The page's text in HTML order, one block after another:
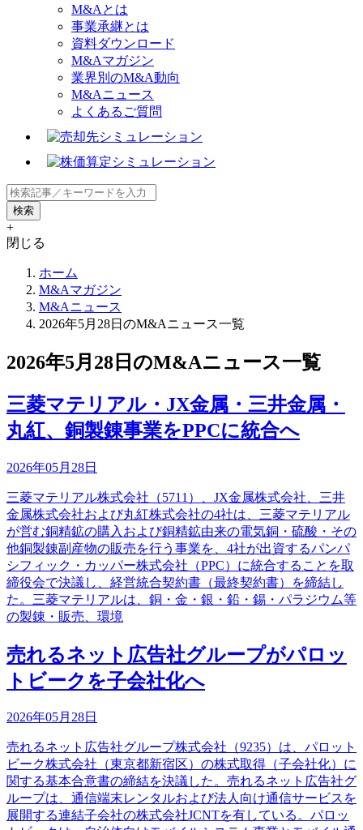
M&Aとは
事業承継とは
資料ダウンロード
M&Aマガジン
業界別のM&A動向
M&Aニュース
よくあるご質問
+
閉じる
ホーム
M&Aマガジン
M&Aニュース
2026年5月28日のM&Aニュース一覧
2026年5月28日のM&Aニュース一覧
三菱マテリアル・JX金属・三井金属・
丸紅、銅製錬事業をPPCに統合へ
2026年05月28日
三菱マテリアル株式会社（5711）、JX金属株式会社、三井
金属株式会社および丸紅株式会社の4社は、三菱マテリアル
が営む銅精鉱の購入および銅精鉱由来の電気銅・硫酸・その
他銅製錬副産物の販売を行う事業を、4社が出資するパンパ
シフィック・カッパー株式会社（PPC）に統合することを取
締役会で決議し、経営統合契約書（最終契約書）を締結し
た。三菱マテリアルは、銅・金・銀・鉛・錫・パラジウム等
の製錬・販売、環境
売れるネット広告社グループがパロッ
トビークを子会社化へ
2026年05月28日
売れるネット広告社グループ株式会社（9235）は、パロット
ビーク株式会社（東京都新宿区）の株式取得（子会社化）に
関する基本合意書の締結を決議した。売れるネット広告社グ
ループは、通信端末レンタルおよび法人向け通信サービスを
展開する連結子会社の株式会社JCNTを有している。パロッ